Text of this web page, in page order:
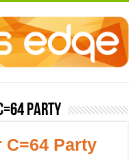
Party
C=64 Party